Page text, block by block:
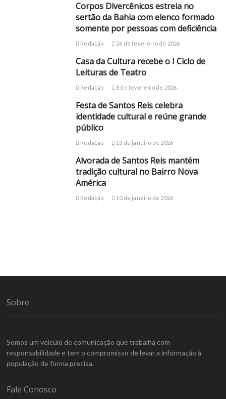
Corpos Divercênicos estreia no
sertão da Bahia com elenco formado
somente por pessoas com deficiência
Redação 26 de fevereiro de 2026
Casa da Cultura recebe o I Ciclo de
Leituras de Teatro
Redação 8 de fevereiro de 2026
Festa de Santos Reis celebra
identidade cultural e reúne grande
público
Redação 13 de janeiro de 2026
Alvorada de Santos Reis mantém
tradição cultural no Bairro Nova
América
Redação 10 de janeiro de 2026
Sobre
Somos um veículo de comunicação que trabalha com
responsabilidade e tem o compromisso de levar a informação à
população de forma precisa.
Fale Conosco